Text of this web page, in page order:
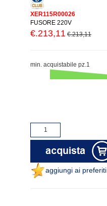
XER115R00026
FUSORE 220V
€.213,11 €.213,11
min. acquistabile pz.1
aggiungi ai preferiti